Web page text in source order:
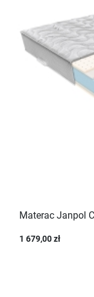
Materac Janpol
1 679,00 zł